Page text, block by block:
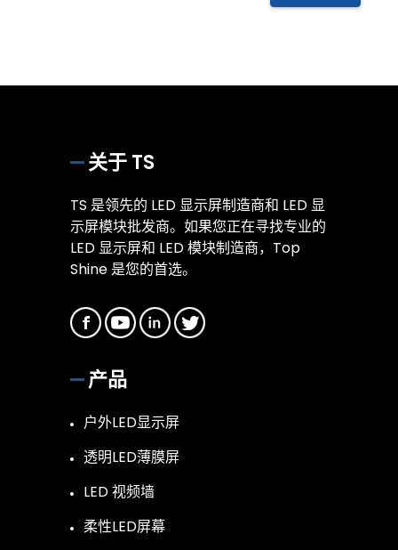
关于 TS
TS 是领先的 LED 显示屏制造商和 LED 显
示屏模块批发商。如果您正在寻找专业的
LED 显示屏和 LED 模块制造商，Top
Shine 是您的首选。
产品
户外LED显示屏
透明LED薄膜屏
LED 视频墙
柔性LED屏幕